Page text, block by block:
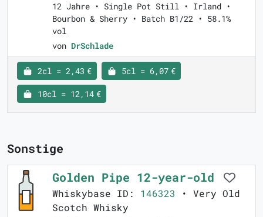
12 Jahre • Single Pot Still • Irland •
Bourbon & Sherry • Batch B1/22 • 58.1%
vol
von DrSchlade
2cl = 2,43 € 5cl = 6,07 €
10cl = 12,14 €
Sonstige
Golden Pipe 12-year-old
Whiskybase ID: 146323 • Very Old
Scotch Whisky